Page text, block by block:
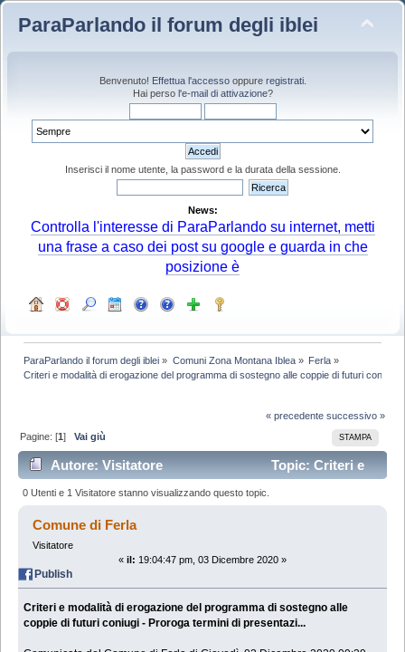
ParaParlando il forum degli iblei
Benvenuto! Effettua l'accessooppure registrati.
Hai perso l'e-mail di attivazione?
Inserisci il nome utente, la password e la durata della sessione.
News:
Controlla l'interesse di ParaParlando su internet, metti
una frase a caso dei post su google e guarda in che
posizione è
ParaParlando il forum degli iblei » Comuni Zona Montana Iblea» Ferla»
Criteri e modalità di erogazione del programma di sostegno alle coppie di futuri coniugi
« precedente successivo »
STAMPA
Pagine: [1]Vai giù
Autore: Visitatore
Topic: Criteri e
modalità di erogazione del programma di sostegno alle
coppie di futuri coniugi - Proroga termini di
presentazi... (Letto 55226 volte)
0 Utenti e 1 Visitatore stanno visualizzando questo topic.
Comune di Ferla
Visitatore
« il: 19:04:47 pm, 03 Dicembre 2020 »
Publish
Criteri e modalità di erogazione del programma di sostegno alle
coppie di futuri coniugi - Proroga termini di presentazi...